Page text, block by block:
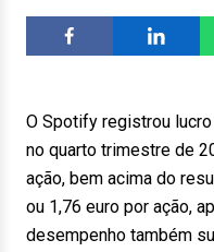
O Spotify registrou
no quarto trimestre de
ação, bem acima do
ou 1,76 euro por ação,
desempenho também